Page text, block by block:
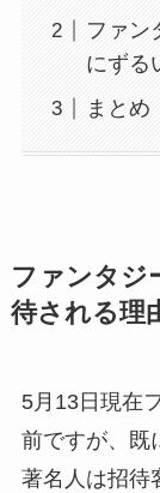
ファン
にずる
まとめ
ファンタジ
待される理
5月13日現在
前ですが、既
著名人は招待